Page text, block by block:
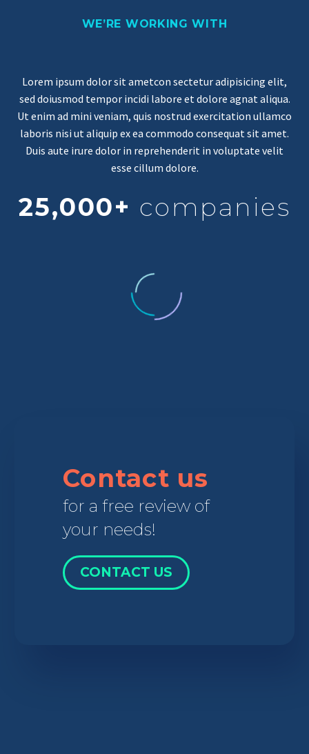
WE’RE WORKING WITH
Lorem ipsum dolor sit ametcon sectetur adipisicing elit,
sed doiusmod tempor incidi labore et dolore agnat aliqua.
Ut enim ad mini veniam, quis nostrud exercitation ullamco
laboris nisi ut aliquip ex ea commodo consequat sit amet.
Duis aute irure dolor in reprehenderit in voluptate velit
esse cillum dolore.
25,000+ companies
Contact us
for a free review of
your needs!
CONTACT US